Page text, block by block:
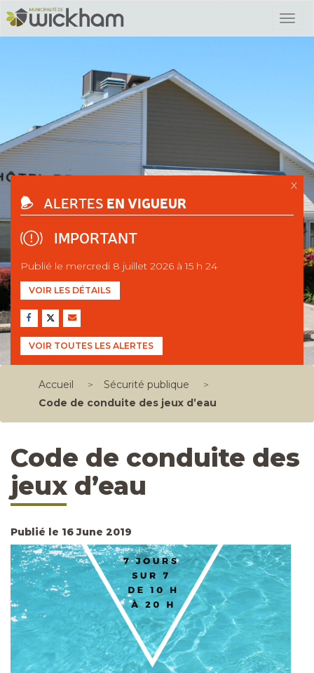
X
ALERTES EN VIGUEUR
IMPORTANT
Publié le mercredi 8 juillet 2026 à 15 h 24
VOIR LES DÉTAILS
VOIR TOUTES LES ALERTES
Accueil > Sécurité publique
>
Code de conduite des jeux d’eau
Code de conduite des
jeux d’eau
Publié le 16 June 2019